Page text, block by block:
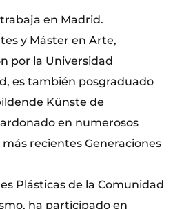
en Madrid.
y Máster en Arte,
por la Universidad
es también posgraduado
Künste de
en numerosos
recientes Generaciones
Plásticas de la Comunidad
ha participado en